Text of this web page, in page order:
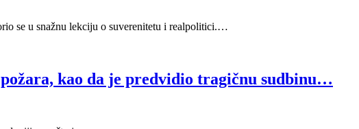
se u snažnu lekciju o suverenitetu i realpolitici.…
kao da je predvidio tragičnu sudbinu…